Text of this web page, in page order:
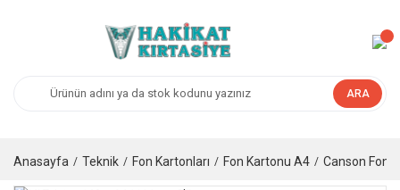
ARA
Anasayfa Teknik Fon Kartonları Fon Kartonu A4 Canson Fon